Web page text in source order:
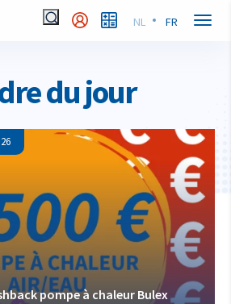
NL FR
du jour
pompe à chaleur Bulex